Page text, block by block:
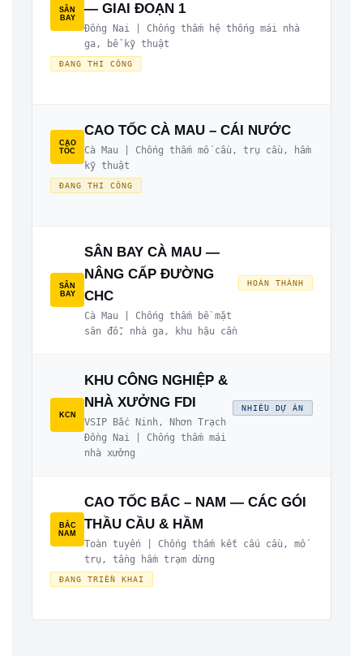
SÂN
BAY
— GIAI ĐOẠN 1
Đồng Nai | Chống thấm hệ thống mái nhà
ga, bể kỹ thuật
ĐANG THI CÔNG
CAO
TỐC
CAO TỐC CÀ MAU – CÁI NƯỚC
Cà Mau | Chống thấm mố cầu, trụ cầu, hầm
kỹ thuật
ĐANG THI CÔNG
SÂN
BAY
SÂN BAY CÀ MAU —
NÂNG CẤP ĐƯỜNG
CHC
Cà Mau | Chống thấm bề mặt
sân đỗ, nhà ga, khu hậu cần
HOÀN THÀNH
KCN
KHU CÔNG NGHIỆP &
NHÀ XƯỞNG FDI
VSIP Bắc Ninh, Nhơn Trạch
Đồng Nai | Chống thấm mái
nhà xưởng
NHIỀU DỰ ÁN
BẮC
NAM
CAO TỐC BẮC – NAM — CÁC GÓI
THẦU CẦU & HẦM
Toàn tuyến | Chống thấm kết cấu cầu, mố
trụ, tầng hầm trạm dừng
ĐANG TRIỂN KHAI